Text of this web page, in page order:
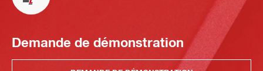
Demande de démonstration